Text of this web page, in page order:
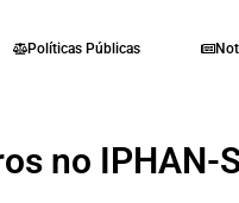
Políticas Públicas
no IPHAN-